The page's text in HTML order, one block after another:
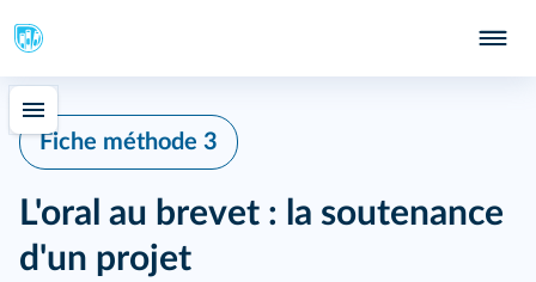
Fiche méthode 3
L'oral au brevet : la soutenance
d'un projet